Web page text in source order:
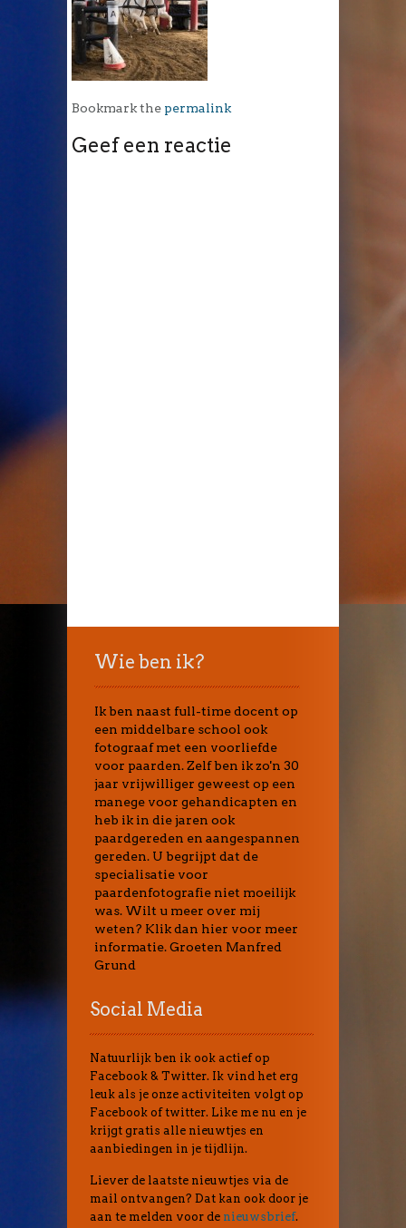
Bookmark the permalink
Geef een reactie
Wie ben ik?
Ik ben naast full-time docent op
een middelbare school ook
fotograaf met een voorliefde
voor paarden. Zelf ben ik zo'n 30
jaar vrijwilliger geweest op een
manege voor gehandicapten en
heb ik in die jaren ook
paardgereden en aangespannen
gereden. U begrijpt dat de
specialisatie voor
paardenfotografie niet moeilijk
was. Wilt u meer over mij
weten? Klik dan hier voor meer
informatie. Groeten Manfred
Grund
Social Media
Natuurlijk ben ik ook actief op
Facebook & Twitter. Ik vind het erg
leuk als je onze activiteiten volgt op
Facebook of twitter. Like me nu en je
krijgt gratis alle nieuwtjes en
aanbiedingen in je tijdlijn.
Liever de laatste nieuwtjes via de
mail ontvangen? Dat kan ook door je
aan te melden voor de nieuwsbrief.